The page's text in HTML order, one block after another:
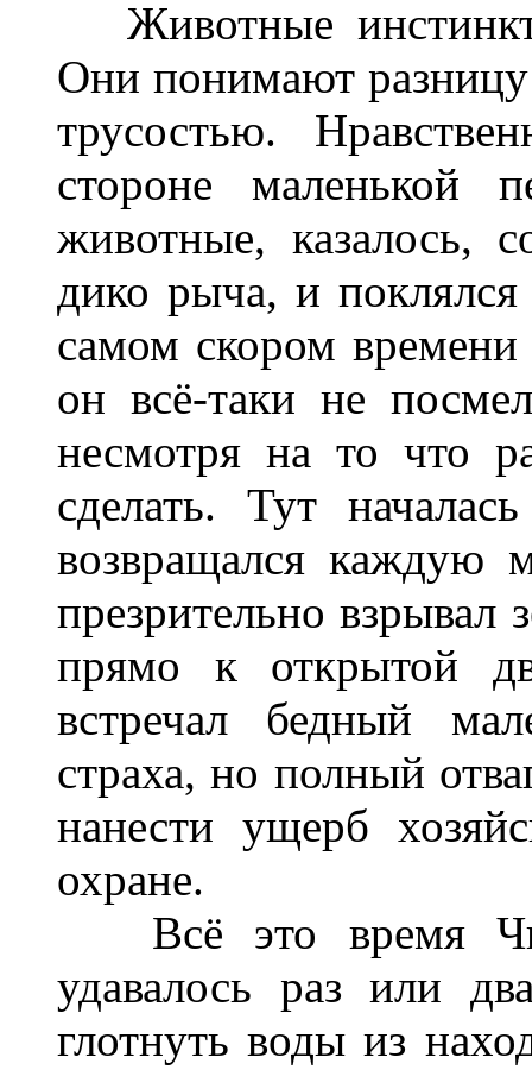
Животные
Они понимают разницу
трусостью.
стороне маленькой
животные, казалось,
дико рыча, и
самом скором времени
он всё-таки не
несмотря на то что
сделать. Тут
возвращался каждую
презрительно
прямо к открытой
встречал бедный
страха, но полный
нанести ущерб
охране.
Всё это время
удавалось раз или
глотнуть воды из